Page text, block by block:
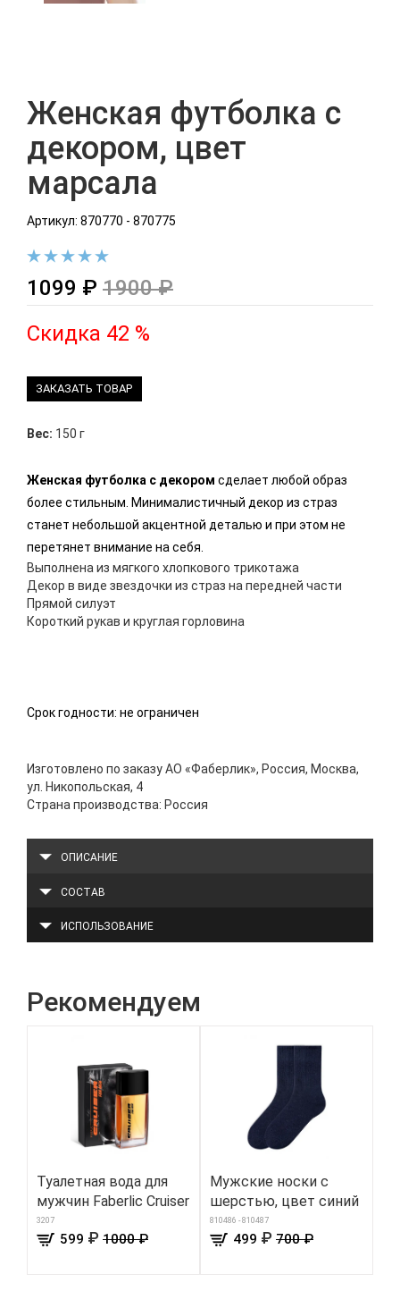
Женская футболка с
декором, цвет
марсала
Артикул: 870770 - 870775
1099 ₽ 1900 ₽
Скидка 42 %
ЗАКАЗАТЬ ТОВАР
Вес: 150 г
Женская футболка с декором сделает любой образ
более стильным. Минималистичный декор из страз
станет небольшой акцентной деталью и при этом не
перетянет внимание на себя.
Выполнена из мягкого хлопкового трикотажа
Декор в виде звездочки из страз на передней части
Прямой силуэт
Короткий рукав и круглая горловина
Срок годности: не ограничен
Изготовлено по заказу АО «Фаберлик», Россия, Москва,
ул. Никопольская, 4
Страна производства: Россия
ОПИСАНИЕ
СОСТАВ
ИСПОЛЬЗОВАНИЕ
Рекомендуем
Туалетная вода для
мужчин Faberlic Cruiser
3207
599 ₽ 1000 ₽
Мужские носки с
шерстью, цвет синий
810486 - 810487
499 ₽ 700 ₽